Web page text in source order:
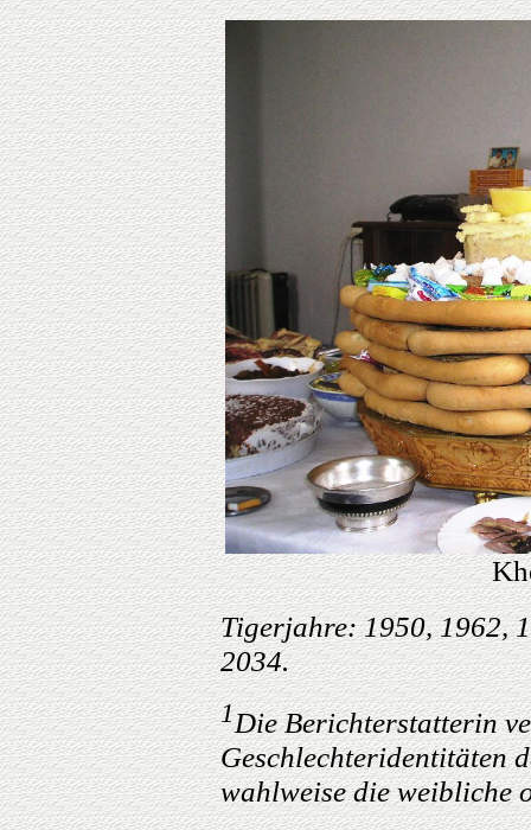
Tigerjahre: 1950, 1962,
2034.
1Die Berichterstatterin
Geschlechteridentitäten
wahlweise die weibliche